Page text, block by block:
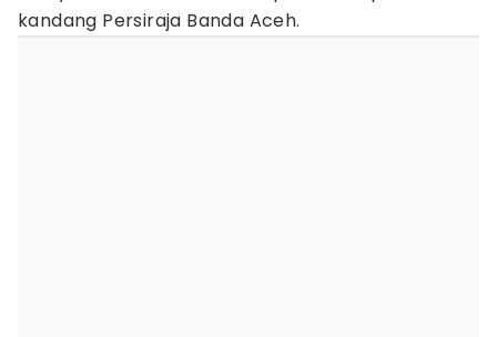
kandang Persiraja Banda Aceh.